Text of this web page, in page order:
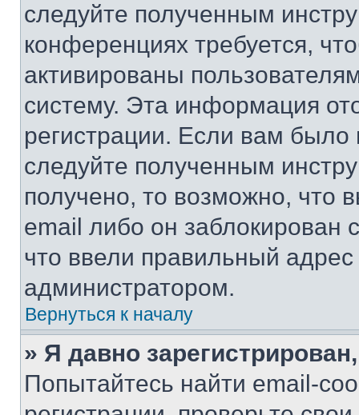
следуйте полученным
конференциях требуется,
активированы
систему. Эта информация
регистрации. Если вам
следуйте полученным
получено, то возможно, что
email либо он
что ввели правильный адрес
администратором.
Вернуться к началу
» Я давно
Попытайтесь найти email-